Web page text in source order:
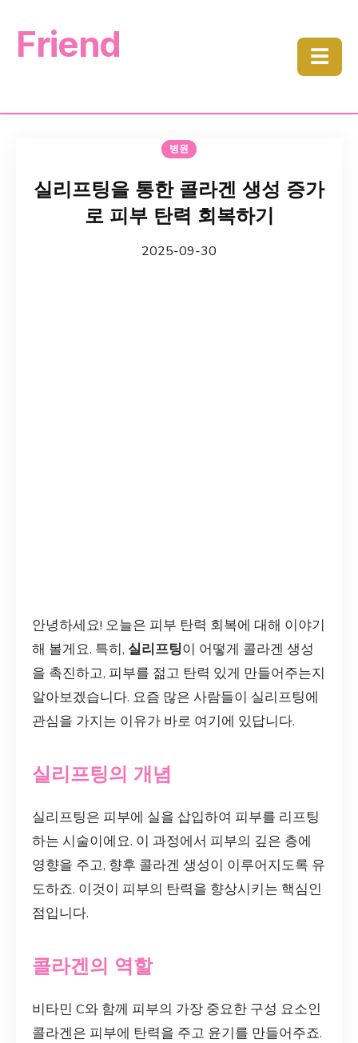
Friend ☰
병원
실리프팅을 통한 콜라겐 생성 증가
로 피부 탄력 회복하기
2025-09-30
안녕하세요! 오늘은 피부 탄력 회복에 대해 이야기
해 볼게요. 특히, 실리프팅이 어떻게 콜라겐 생성
을 촉진하고, 피부를 젊고 탄력 있게 만들어주는지
알아보겠습니다. 요즘 많은 사람들이 실리프팅에
관심을 가지는 이유가 바로 여기에 있답니다.
실리프팅의 개념
실리프팅은 피부에 실을 삽입하여 피부를 리프팅
하는 시술이에요. 이 과정에서 피부의 깊은 층에
영향을 주고, 향후 콜라겐 생성이 이루어지도록 유
도하죠. 이것이 피부의 탄력을 향상시키는 핵심인
점입니다.
콜라겐의 역할
비타민 C와 함께 피부의 가장 중요한 구성 요소인
콜라겐은 피부에 탄력을 주고 윤기를 만들어주죠.